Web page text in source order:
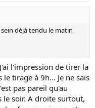
déjà tendu le matin
l'impression de tirer la
tirage à 9h... Je ne sais
pas pareil qu'au
le soir. A droite surtout,